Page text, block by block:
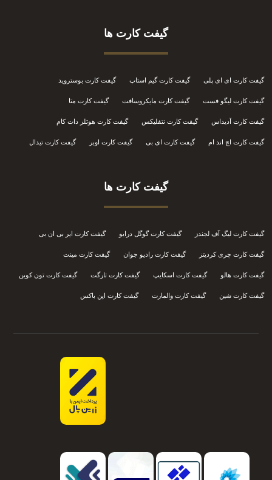
گیفت کارت ها
گیفت کارت ای ای پلی گیفت کارت گیم استاپ گیفت کارت بوستروید
گیفت کارت لیگو فست گیفت کارت مایکروسافت گیفت کارت متا
گیفت کارت آدیداس گیفت کارت نتفلیکس گیفت کارت هوتلز دات کام
گیفت کارت اچ اند ام گیفت کارت ای بی گیفت کارت اوبر گیفت کارت تیدال
گیفت کارت ها
گیفت کارت لیگ آف لجندز گیفت کارت گوگل درایو گیفت کارت ایر بی ان بی
گیفت کارت چری کردیتز گیفت کارت رادیو جوان گیفت کارت مینت
گیفت کارت هالو گیفت کارت اسکایپ گیفت کارت تارگت گیفت کارت تون کوین
گیفت کارت شین گیفت کارت والمارت گیفت کارت اپن باکس